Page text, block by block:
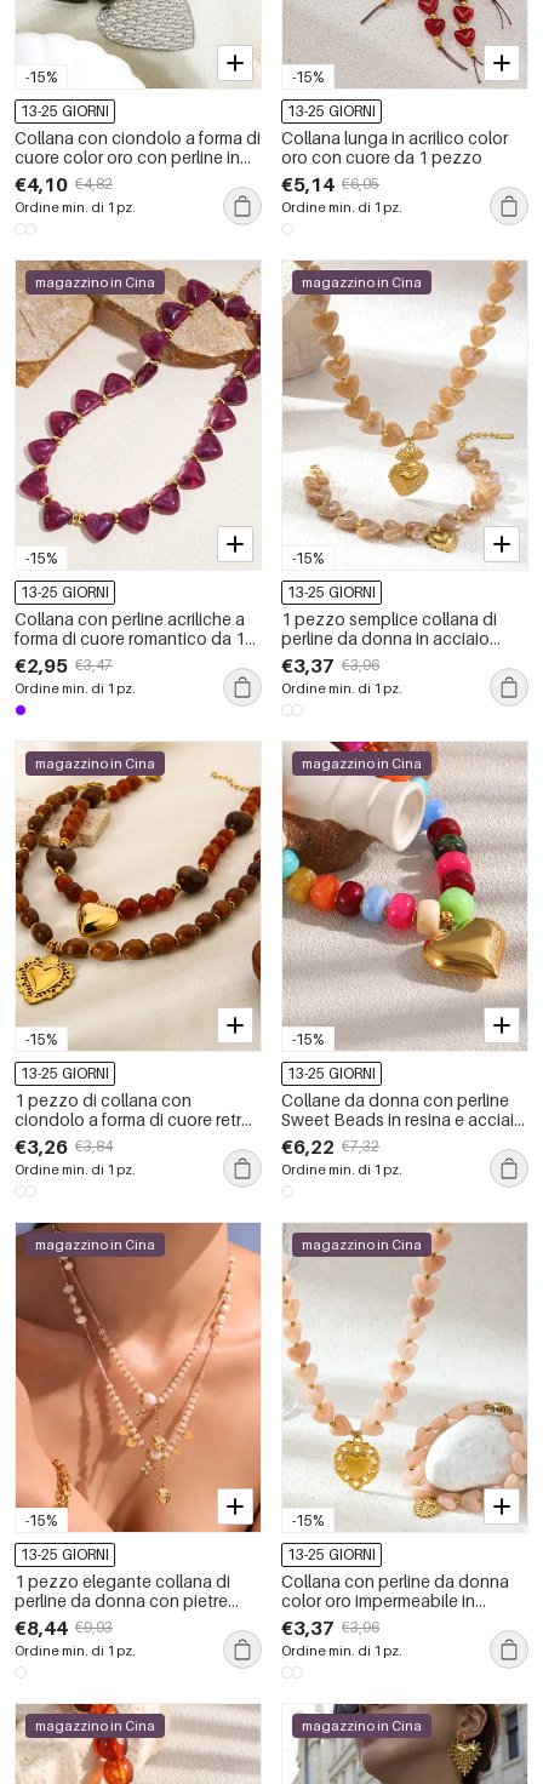
-15%
13-25 GIORNI
Collana con ciondolo a forma di
cuore color oro con perline in
acrilico retrò da 1 pezzo
€4,10 €4,82
Ordine min. di 1 pz.
-15%
13-25 GIORNI
Collana lunga in acrilico color
oro con cuore da 1 pezzo
€5,14 €6,05
Ordine min. di 1 pz.
-15%
magazzino in Cina
13-25 GIORNI
Collana con perline acriliche a
forma di cuore romantico da 1
pezzo
€2,95 €3,47
Ordine min. di 1 pz.
-15%
magazzino in Cina
13-25 GIORNI
1 pezzo semplice collana di
perline da donna in acciaio
inossidabile impermeabile color
oro con cuore in acrilico
€3,37 €3,96
Ordine min. di 1 pz.
-15%
magazzino in Cina
13-25 GIORNI
1 pezzo di collana con
ciondolo a forma di cuore retrò
in acrilico color oro da donna
€3,26 €3,84
Ordine min. di 1 pz.
-15%
magazzino in Cina
13-25 GIORNI
Collane da donna con perline
Sweet Beads in resina e acciaio
inossidabile color oro a forma di
cuore.
€6,22 €7,32
Ordine min. di 1 pz.
-15%
magazzino in Cina
13-25 GIORNI
1 pezzo elegante collana di
perline da donna con pietre
naturali a forma di cuore e perla
color oro
€8,44 €9,93
Ordine min. di 1 pz.
-15%
magazzino in Cina
13-25 GIORNI
Collana con perline da donna
color oro impermeabile in
acciaio inossidabile con cuore
in acrilico, 1 pezzo, per tutti i
giorni
€3,37 €3,96
Ordine min. di 1 pz.
magazzino in Cina magazzino in Cina